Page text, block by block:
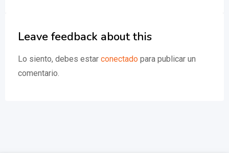
Leave feedback about this
Lo siento, debes estar conectado para publicar un
comentario.